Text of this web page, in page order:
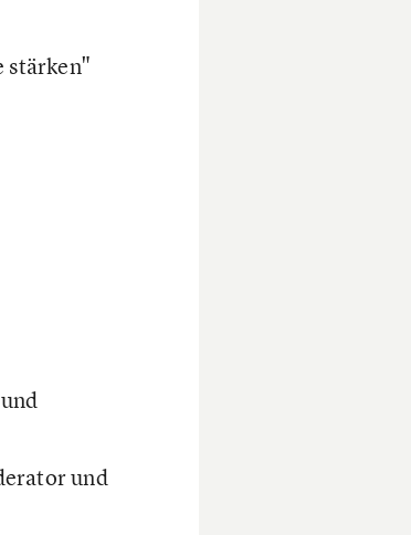
stärken"
und